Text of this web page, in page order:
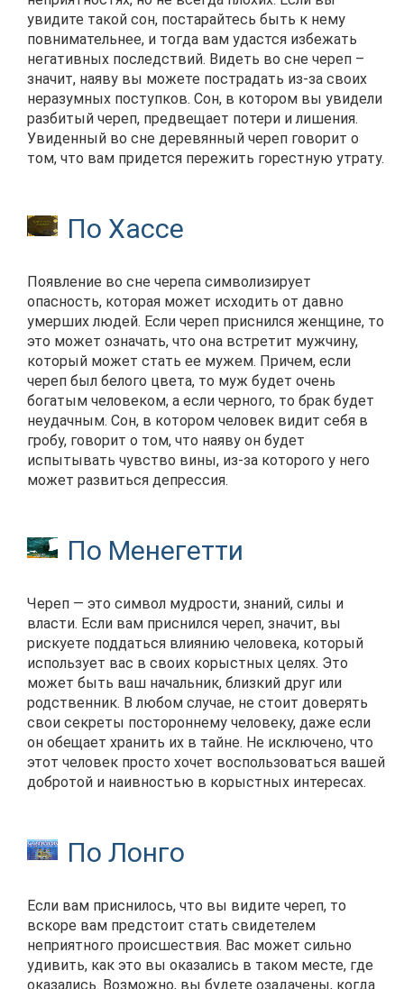
увидите такой сон, постарайтесь быть к нему
повнимательнее, и тогда вам удастся избежать
негативных последствий. Видеть во сне череп –
значит, наяву вы можете пострадать из-за своих
неразумных поступков. Сон, в котором вы увидели
разбитый череп, предвещает потери и лишения.
Увиденный во сне деревянный череп говорит о
том, что вам придется пережить горестную утрату.
По Хассе
Появление во сне черепа символизирует
опасность, которая может исходить от давно
умерших людей. Если череп приснился женщине, то
это может означать, что она встретит мужчину,
который может стать ее мужем. Причем, если
череп был белого цвета, то муж будет очень
богатым человеком, а если черного, то брак будет
неудачным. Сон, в котором человек видит себя в
гробу, говорит о том, что наяву он будет
испытывать чувство вины, из-за которого у него
может развиться депрессия.
По Менегетти
Череп — это символ мудрости, знаний, силы и
власти. Если вам приснился череп, значит, вы
рискуете поддаться влиянию человека, который
использует вас в своих корыстных целях. Это
может быть ваш начальник, близкий друг или
родственник. В любом случае, не стоит доверять
свои секреты постороннему человеку, даже если
он обещает хранить их в тайне. Не исключено, что
этот человек просто хочет воспользоваться вашей
добротой и наивностью в корыстных интересах.
По Лонго
Если вам приснилось, что вы видите череп, то
вскоре вам предстоит стать свидетелем
неприятного происшествия. Вас может сильно
удивить, как это вы оказались в таком месте, где
оказались. Возможно, вы будете озадачены, когда